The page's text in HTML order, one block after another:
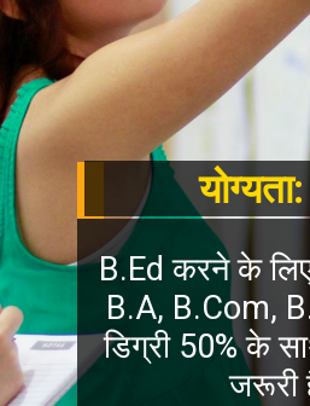
योग्यता:
B.Ed करने के
B.A, B.Com,
डिग्री 50% के
जरूरी